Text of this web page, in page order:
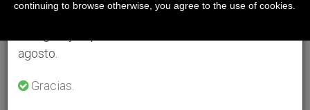
agosto.
Gracias.
continuing to browse otherwise, you agree to the use of cookies.